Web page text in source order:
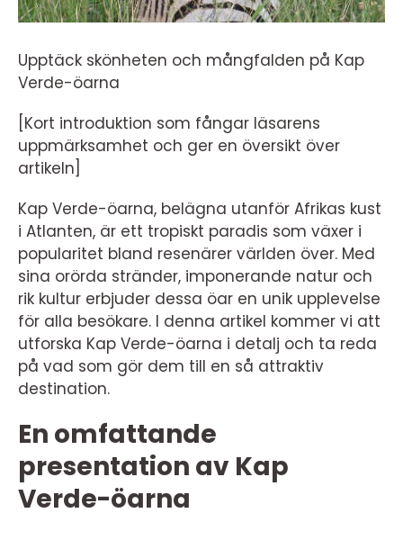
Upptäck skönheten och mångfalden på Kap
Verde-öarna
[Kort introduktion som fångar läsarens
uppmärksamhet och ger en översikt över
artikeln]
Kap Verde-öarna, belägna utanför Afrikas kust
i Atlanten, är ett tropiskt paradis som växer i
popularitet bland resenärer världen över. Med
sina orörda stränder, imponerande natur och
rik kultur erbjuder dessa öar en unik upplevelse
för alla besökare. I denna artikel kommer vi att
utforska Kap Verde-öarna i detalj och ta reda
på vad som gör dem till en så attraktiv
destination.
En omfattande
presentation av Kap
Verde-öarna